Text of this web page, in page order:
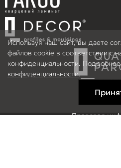
Правовая
Используя наш сайт, вы даете
файлов cookie в соответствии с
конфиденциальности.
конфиденциальности.